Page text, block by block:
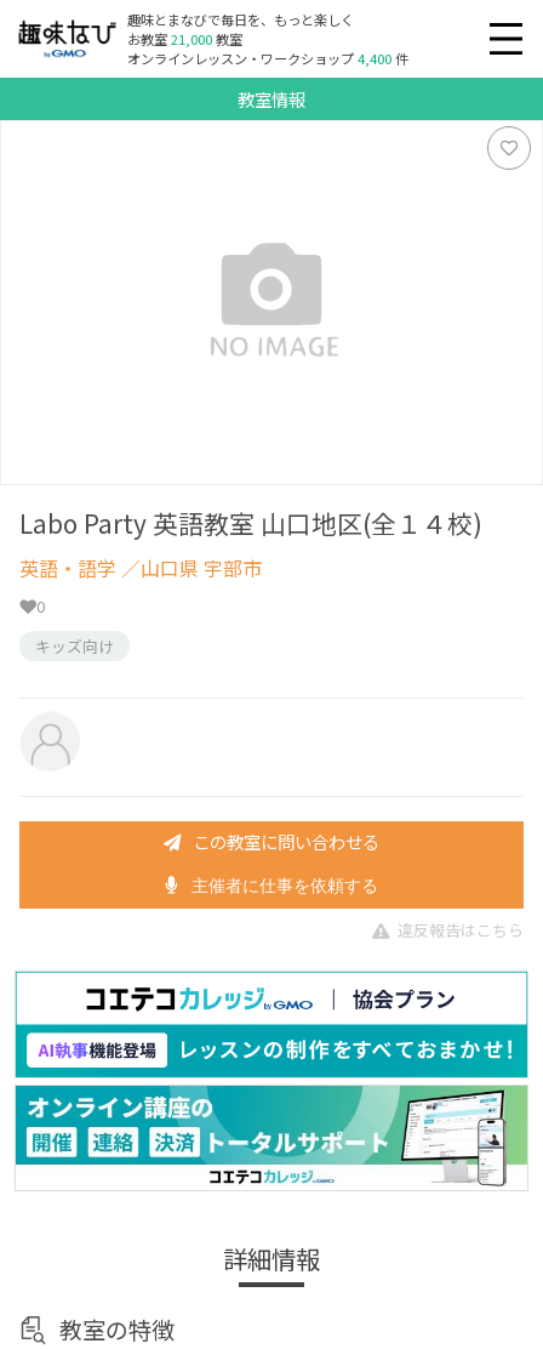
趣味とまなびで毎日を、もっと楽しく
お教室21,000教室
オンラインレッスン・ワークショップ4,400件
教室情報
Labo Party 英語教室 山口地区(全１４校)
英語・語学 ／山口県 宇部市
0
キッズ向け
この教室に問い合わせる
主催者に仕事を依頼する
違反報告はこちら
詳細情報
教室の特徴